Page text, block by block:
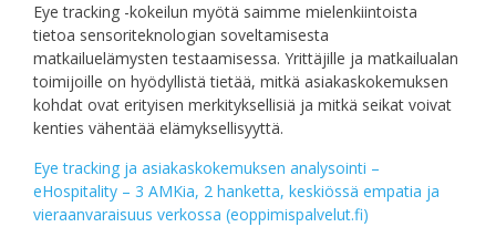
Eye tracking -kokeilun myötä saimme mielenkiintoista
tietoa sensoriteknologian soveltamisesta
matkailuelämysten testaamisessa. Yrittäjille ja matkailualan
toimijoille on hyödyllistä tietää, mitkä asiakaskokemuksen
kohdat ovat erityisen merkityksellisiä ja mitkä seikat voivat
kenties vähentää elämyksellisyyttä.
Eye tracking ja asiakaskokemuksen analysointi –
eHospitality – 3 AMKia, 2 hanketta, keskiössä empatia ja
vieraanvaraisuus verkossa (eoppimispalvelut.fi)